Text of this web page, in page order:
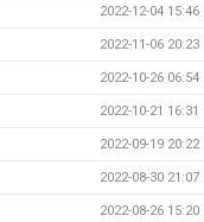
2022-12-04 15:46
2022-11-06 20:23
2022-10-26 06:54
2022-10-21 16:31
2022-09-19 20:22
2022-08-30 21:07
2022-08-26 15:20